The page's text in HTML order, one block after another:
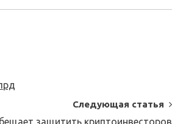
Следующая статья
защитить криптоинвесторов